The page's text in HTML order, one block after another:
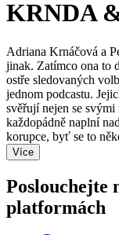
KRNDA
Adriana Krnáčová a
jinak. Zatímco ona to
ostře sledovaných
jednom podcastu.
svěřují nejen se
každopádně naplní
korupce, byť se to
Více
Poslouchejte
platformách